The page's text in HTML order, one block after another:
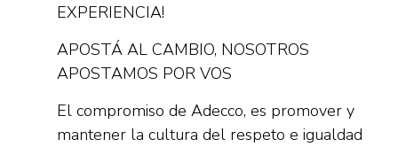
EXPERIENCIA!
APOSTÁ AL CAMBIO, NOSOTROS
APOSTAMOS POR VOS
El compromiso de Adecco, es promover y
mantener la cultura del respeto e igualdad